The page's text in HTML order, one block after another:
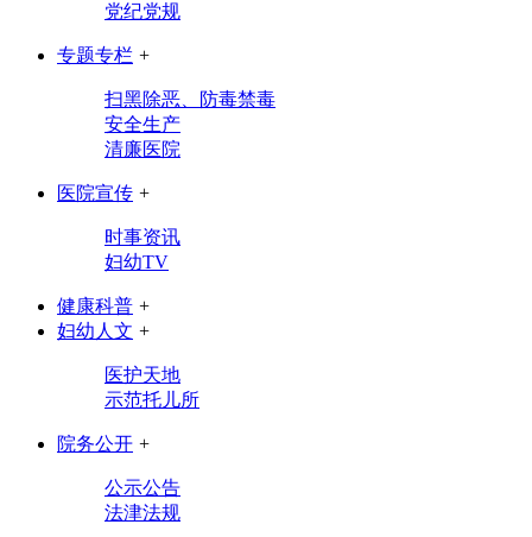
党纪党规
专题专栏 +
扫黑除恶、防毒禁毒
安全生产
清廉医院
医院宣传 +
时事资讯
妇幼TV
健康科普 +
妇幼人文 +
医护天地
示范托儿所
院务公开 +
公示公告
法津法规